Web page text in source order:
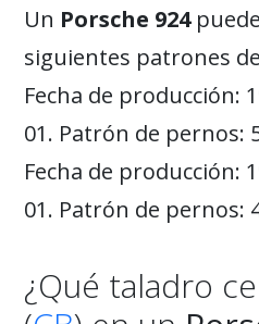
Un Porsche 924
siguientes patrones
Fecha de producción:
01. Patrón de pernos:
Fecha de producción:
01. Patrón de pernos:
¿Qué taladro